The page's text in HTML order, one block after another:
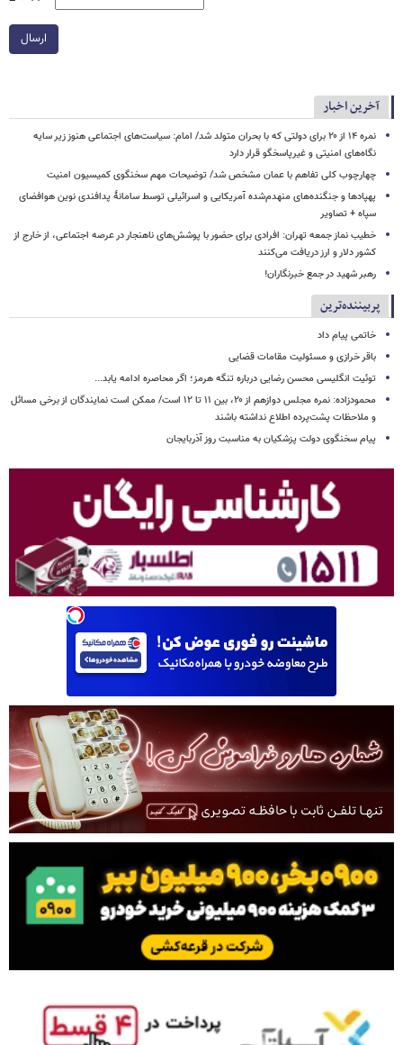
ارسال
آخرین اخبار
نمره ۱۴ از ۲۰ برای دولتی که با بحران متولد شد/ امام: سیاست‌های اجتماعی هنوز زیر سایه
نگاه‌های امنیتی و غیرپاسخگو قرار دارد
چهارچوب کلی تفاهم با عمان مشخص شد/ توضیحات مهم سخنگوی کمیسیون امنیت
پهپادها و جنگنده‌های منهدم‌شده آمریکایی و اسرائیلی توسط سامانۀ پدافندی نوین هوافضای
سپاه + تصاویر
خطیب نماز جمعه تهران: افرادی برای حضور با پوشش‌های ناهنجار در عرصه اجتماعی، از خارج از
کشور دلار و ارز دریافت می‌کنند
رهبر شهید در جمع خبرنگاران!
پربیننده‌ترین
خاتمی پیام داد
باقر خرازی و مسئولیت مقامات قضایی
توئیت انگلیسی محسن رضایی درباره تنگه هرمز؛ اگر محاصره ادامه یابد...
محمودزاده: نمره مجلس دوازهم از ۲۰، بین ۱۱ تا ۱۲ است/ ممکن است نمایندگان از برخی مسائل
و ملاحظات پشت‌پرده اطلاع نداشته باشند
پیام سخنگوی دولت پزشکیان به مناسبت روز آذربایجان